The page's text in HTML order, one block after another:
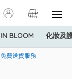
BLOOM 化妝及
簽賬回贈！
費送貨服務
少於HK$600(折